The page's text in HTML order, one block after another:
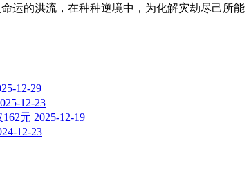
运的洪流，在种种逆境中，为化解灾劫尽己所
12-29
12-23
162元 2025-12-19
12-23